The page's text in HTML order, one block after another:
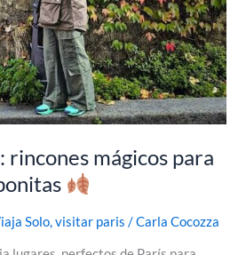
rincones mágicos para
Solo,visitar paris /Carla Cocozza